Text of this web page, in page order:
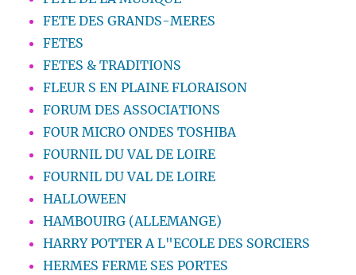
FETE DES GRANDS-MERES
FETES
FETES & TRADITIONS
FLEUR S EN PLAINE FLORAISON
FORUM DES ASSOCIATIONS
FOUR MICRO ONDES TOSHIBA
FOURNIL DU VAL DE LOIRE
FOURNIL DU VAL DE LOIRE
HALLOWEEN
HAMBOUIRG (ALLEMANGE)
HARRY POTTER A L"ECOLE DES SORCIERS
HERMES FERME SES PORTES